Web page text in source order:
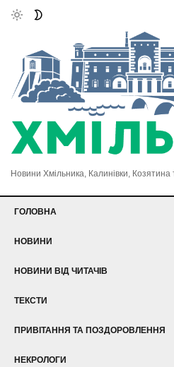
Новини Хмільника, Калинівки,
ГОЛОВНА
НОВИНИ
НОВИНИ ВІД ЧИТАЧІВ
ТЕКСТИ
ПРИВІТАННЯ ТА ПОЗДОРОВЛЕННЯ
НЕКРОЛОГИ